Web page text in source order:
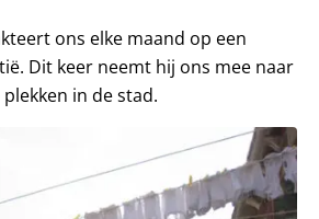
ons elke maand op een
Dit keer neemt hij ons mee naar
in de stad.